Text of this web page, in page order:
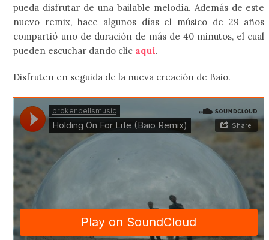
pueda disfrutar de una bailable melodía. Además de este
nuevo remix, hace algunos días el músico de 29 años
compartió uno de duración de más de 40 minutos, el cual
pueden escuchar dando clic aquí.
Disfruten en seguida de la nueva creación de Baio.